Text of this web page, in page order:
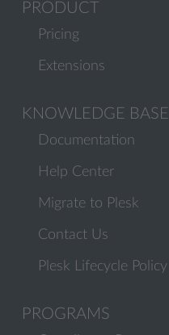
PRODUCT
Pricing
Extensions
KNOWLEDGE BASE
Documentation
Help Center
Migrate to Plesk
Contact Us
Plesk Lifecycle Policy
PROGRAMS